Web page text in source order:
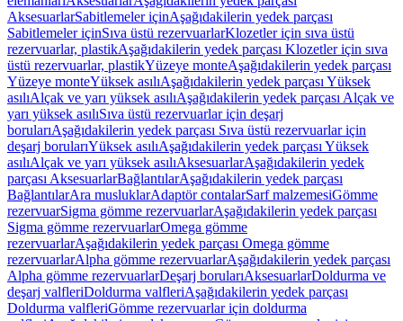
AksesuarlarSabitlemeler içinAşağıdakilerin yedek parçası
Sabitlemeler içinSıva üstü rezervuarlarKlozetler için sıva üstü
rezervuarlar, plastikAşağıdakilerin yedek parçası Klozetler için sıva
üstü rezervuarlar, plastikYüzeye monteAşağıdakilerin yedek parçası
Yüzeye monteYüksek asılıAşağıdakilerin yedek parçası Yüksek
asılıAlçak ve yarı yüksek asılıAşağıdakilerin yedek parçası Alçak ve
yarı yüksek asılıSıva üstü rezervuarlar için deşarj
borularıAşağıdakilerin yedek parçası Sıva üstü rezervuarlar için
deşarj borularıYüksek asılıAşağıdakilerin yedek parçası Yüksek
asılıAlçak ve yarı yüksek asılıAksesuarlarAşağıdakilerin yedek
parçası AksesuarlarBağlantılarAşağıdakilerin yedek parçası
BağlantılarAra musluklarAdaptör contalarSarf malzemesiGömme
rezervuarSigma gömme rezervuarlarAşağıdakilerin yedek parçası
Sigma gömme rezervuarlarOmega gömme
rezervuarlarAşağıdakilerin yedek parçası Omega gömme
rezervuarlarAlpha gömme rezervuarlarAşağıdakilerin yedek parçası
Alpha gömme rezervuarlarDeşarj borularıAksesuarlarDoldurma ve
deşarj valfleriDoldurma valfleriAşağıdakilerin yedek parçası
Doldurma valfleriGömme rezervuarlar için doldurma